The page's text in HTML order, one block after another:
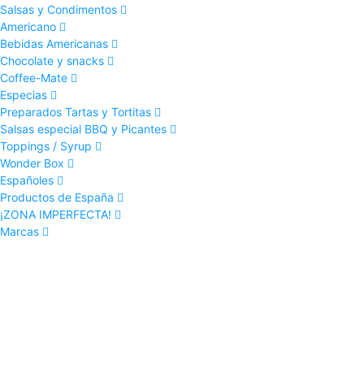
Salsas y Condimentos
Americano
Bebidas Americanas
Chocolate y snacks
Coffee-Mate
Especias
Preparados Tartas y Tortitas
Salsas especial BBQ y Picantes
Toppings / Syrup
Wonder Box
Españoles
Productos de España
¡ZONA IMPERFECTA!
Marcas